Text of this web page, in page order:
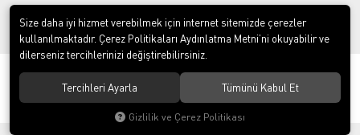
© 2020ÇINAR ENDÜSTRİYEL MUTFAK LTD.ŞTİ.. Tüm hakları saklıdır.
Size daha iyi hizmet verebilmek için internet sitemizde çerezler
kullanılmaktadır. Çerez Politikaları Aydınlatma Metni’ni okuyabilir ve
dilerseniz tercihlerinizi değiştirebilirsiniz.
Tercihleri Ayarla Tümünü Kabul Et
Gizlilik ve Çerez Politikası